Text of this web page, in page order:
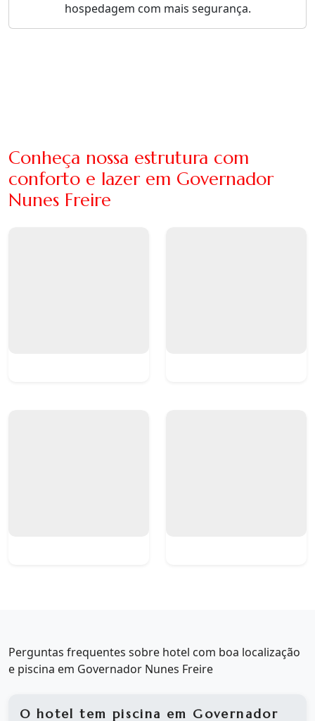
hospedagem com mais segurança.
Conheça nossa estrutura com
conforto e lazer em Governador
Nunes Freire
Perguntas frequentes sobre hotel com boa localização
e piscina em Governador Nunes Freire
O hotel tem piscina em Governador